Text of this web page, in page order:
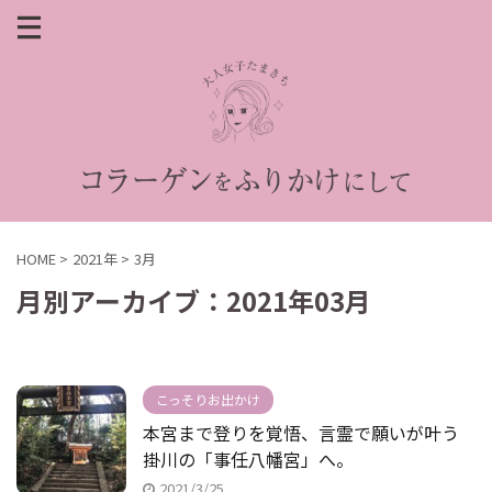
HOME > 2021年 > 3月
月別アーカイブ：2021年03月
こっそりお出かけ
本宮まで登りを覚悟、言霊で願いが叶う
掛川の「事任八幡宮」へ。